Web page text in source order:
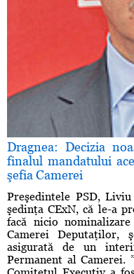
Dragnea: Decizia
finalul mandatului
şefia Camerei
Preşedintele PSD,
şedinţa CExN, că le-a
facă nicio
Camerei Deputaţilor,
asigurată de un
Permanent al Camerei.